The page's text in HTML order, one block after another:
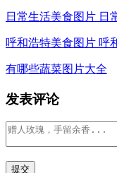
日常生活美食图片 日
呼和浩特美食图片 呼
有哪些蔬菜图片大全
发表评论